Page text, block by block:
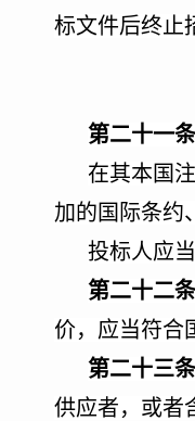
标文件后终止
第二十一条
在其本国
加的国际条约
投标人应
第二十二条
价，应当符合
第二十三条
供应者，或者